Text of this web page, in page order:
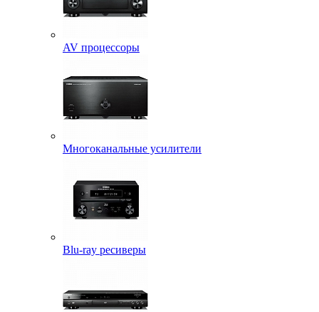
AV процессоры
Многоканальные усилители
Blu-ray ресиверы